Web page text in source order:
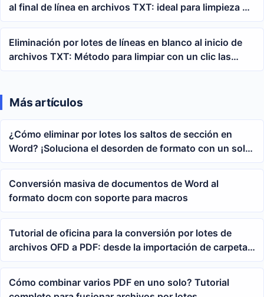
al final de línea en archivos TXT: ideal para limpieza de
texto y archivado de documentos
Eliminación por lotes de líneas en blanco al inicio de
archivos TXT: Método para limpiar con un clic las
líneas vacías al comienzo de varios documentos de
Más artículos
¿Cómo eliminar por lotes los saltos de sección en
Word? ¡Soluciona el desorden de formato con un solo
clic!
Conversión masiva de documentos de Word al
formato docm con soporte para macros
Tutorial de oficina para la conversión por lotes de
archivos OFD a PDF: desde la importación de carpetas
hasta la generación de PDF
Cómo combinar varios PDF en uno solo? Tutorial